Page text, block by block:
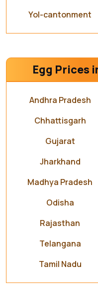
Yol-cantonment
Egg Prices
Andhra Pradesh
Chhattisgarh
Gujarat
Jharkhand
Madhya Pradesh
Odisha
Rajasthan
Telangana
Tamil Nadu